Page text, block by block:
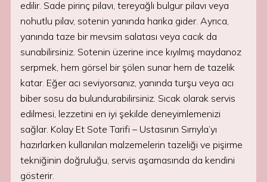
edilir. Sade pirinç pilavı, tereyağlı bulgur pilavı veya
nohutlu pilav, sotenin yanında harika gider. Ayrıca,
yanında taze bir mevsim salatası veya cacık da
sunabilirsiniz. Sotenin üzerine ince kıyılmış maydanoz
serpmek, hem görsel bir şölen sunar hem de tazelik
katar. Eğer acı seviyorsanız, yanında turşu veya acı
biber sosu da bulundurabilirsiniz. Sıcak olarak servis
edilmesi, lezzetini en iyi şekilde deneyimlemenizi
sağlar. Kolay Et Sote Tarifi – Ustasının Sırrıyla’yı
hazırlarken kullanılan malzemelerin tazeliği ve pişirme
tekniğinin doğruluğu, servis aşamasında da kendini
gösterir.